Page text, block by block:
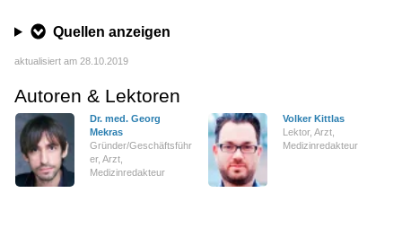
Quellen anzeigen
aktualisiert am 28.10.2019
Autoren & Lektoren
Dr. med. Georg
Mekras
Gründer/Geschäftsführ
er, Arzt,
Medizinredakteur
Volker Kittlas
Lektor, Arzt,
Medizinredakteur